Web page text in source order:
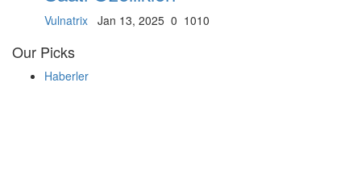
Vulnatrix Jan 13, 2025 0 1010
Our Picks
Haberler